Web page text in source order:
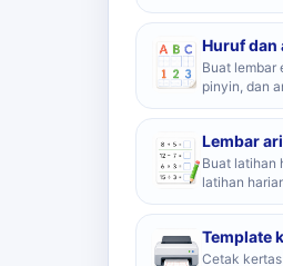
Huruf dan
Buat lembar
pinyin, dan
Lembar
Buat latihan
latihan
Template
Cetak